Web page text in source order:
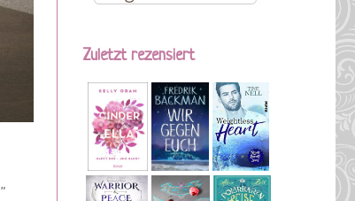
"
Zuletzt rezensiert